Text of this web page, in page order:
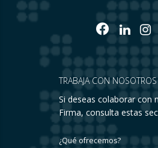
TRABAJA CON NOSOTROS
Si deseas colaborar con
Firma, consulta estas
¿Qué ofrecemos?